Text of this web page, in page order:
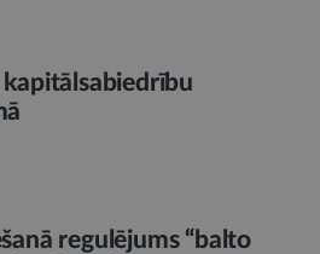
kapitālsabiedrību
regulējums “balto